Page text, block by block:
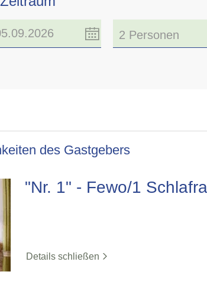
2 Personen
des Gastgebers
"Nr. 1" - Fewo/1
Details schließen